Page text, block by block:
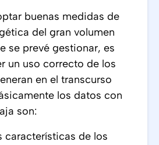
buenas medidas de
del gran volumen
se prevé gestionar, es
un uso correcto de los
en el transcurso
los datos con
son:
características de los